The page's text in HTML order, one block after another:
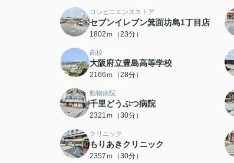
コンビニエンスストア
セブンイレブン箕面坊島1丁目店
1802ｍ（23分）
高校
大阪府立豊島高等学校
2166ｍ（28分）
動物病院
千里どうぶつ病院
2321ｍ（30分）
クリニック
もりあきクリニック
2357ｍ（30分）